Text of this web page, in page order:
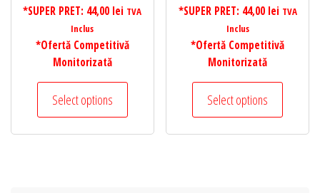
*SUPER PRET: 44,00 lei TVA
Inclus
*Ofertă Competitivă
Monitorizată
Select options
*SUPER PRET: 44,00 lei TVA
Inclus
*Ofertă Competitivă
Monitorizată
Select options